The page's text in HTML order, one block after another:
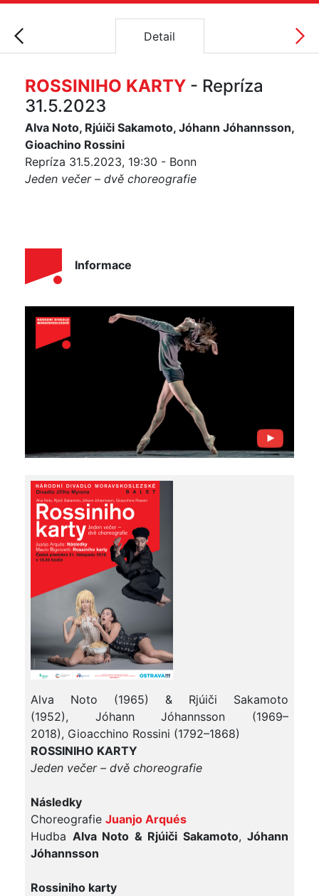
Detail
ROSSINIHO KARTY - Repríza
31.5.2023
Alva Noto, Rjúiči Sakamoto, Jóhann Jóhannsson,
Gioachino Rossini
Repríza 31.5.2023, 19:30 - Bonn
Jeden večer – dvě choreografie
Informace
Alva Noto (1965) & Rjúiči Sakamoto
(1952), Jóhann Jóhannsson (1969–
2018), Gioacchino Rossini (1792–1868)
ROSSINIHO KARTY
Jeden večer – dvě choreografie
Následky
Choreografie Juanjo Arqués
Hudba Alva Noto & Rjúiči Sakamoto, Jóhann
Jóhannsson
Rossiniho karty